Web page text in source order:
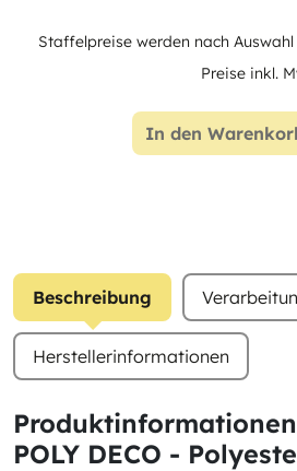
Staffelpreise werden nach
Preise inkl.
In den
Beschreibung
Herstellerinformationen
POLY DECO -